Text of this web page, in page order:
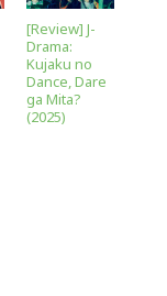
[Review] J-
Drama:
Kujaku no
Dance, Dare
ga Mita?
(2025)